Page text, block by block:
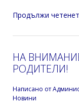
Продължи
НА
РОДИТЕЛИ!
Написано от
Новини